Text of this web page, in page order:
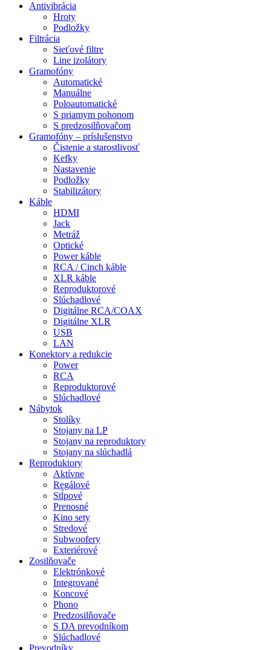
Antivibrácia
Hroty
Podložky
Filtrácia
Sieťové filtre
Line izolátory
Gramofóny
Automatické
Manuálne
Poloautomatické
S priamym pohonom
S predzosilňovačom
Gramofóny – príslušenstvo
Čistenie a starostlivosť
Kefky
Nastavenie
Podložky
Stabilizátory
Káble
HDMI
Jack
Metráž
Optické
Power káble
RCA / Cinch káble
XLR káble
Reproduktorové
Slúchadlové
Digitálne RCA/COAX
Digitálne XLR
USB
LAN
Konektory a redukcie
Power
RCA
Reproduktorové
Slúchadlové
Nábytok
Stolíky
Stojany na LP
Stojany na reproduktory
Stojany na slúchadlá
Reproduktory
Aktívne
Regálové
Stĺpové
Prenosné
Kino sety
Stredové
Subwoofery
Exteriérové
Zosilňovače
Elektrónkové
Integrované
Koncové
Phono
Predzosilňovače
S DA prevodníkom
Slúchadlové
Prevodníky